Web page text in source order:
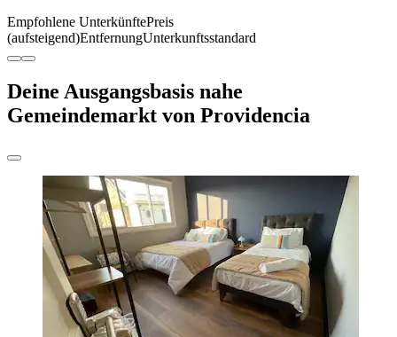
Empfohlene UnterkünftePreis
(aufsteigend)EntfernungUnterkunftsstandard
Deine Ausgangsbasis nahe
Gemeindemarkt von Providencia